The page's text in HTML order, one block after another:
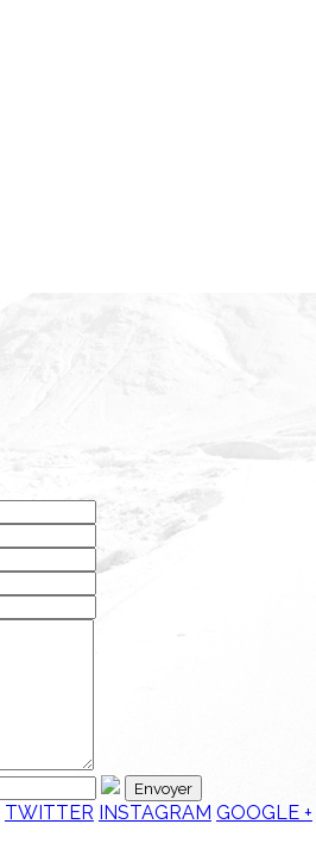
Envoyer
TWITTER INSTAGRAM GOOGLE +